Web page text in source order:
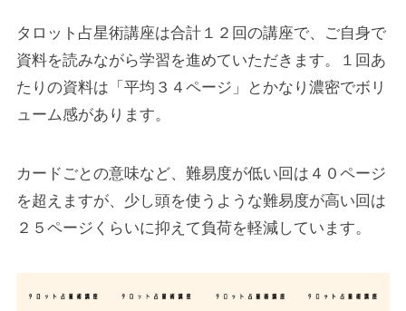
タロット占星術講座は合計１２回の講座で、ご自身で
資料を読みながら学習を進めていただきます。１回あ
たりの資料は「平均３４ページ」とかなり濃密でボリ
ューム感があります。
カードごとの意味など、難易度が低い回は４０ページ
を超えますが、少し頭を使うような難易度が高い回は
２５ページくらいに抑えて負荷を軽減しています。